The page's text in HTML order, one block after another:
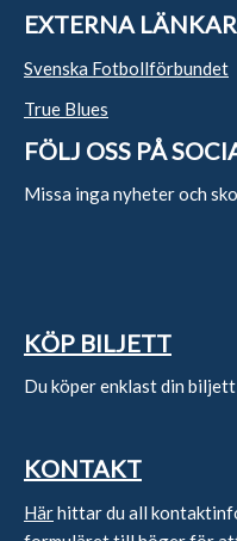
EXTERNA LÄNKAR
Svenska Fotbollförbundet
True Blues
FÖLJ OSS PÅ
Missa inga nyheter och
KÖP BILJETT
Du köper enklast din
KONTAKT
Härhittar du all